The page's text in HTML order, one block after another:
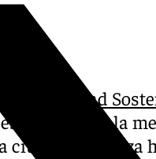
y Movilidad
jueves de la
ciudad andaluza